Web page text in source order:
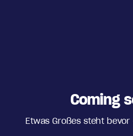
Coming
Etwas Großes steht